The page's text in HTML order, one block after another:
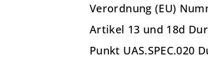
Verordnung (EU)
Artikel 13 und 18d
Punkt UAS.SPEC.020